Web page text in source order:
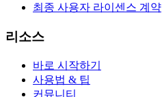
최종 사용자 라이센스 계약
리소스
바로 시작하기
사용법 & 팁
커뮤니티